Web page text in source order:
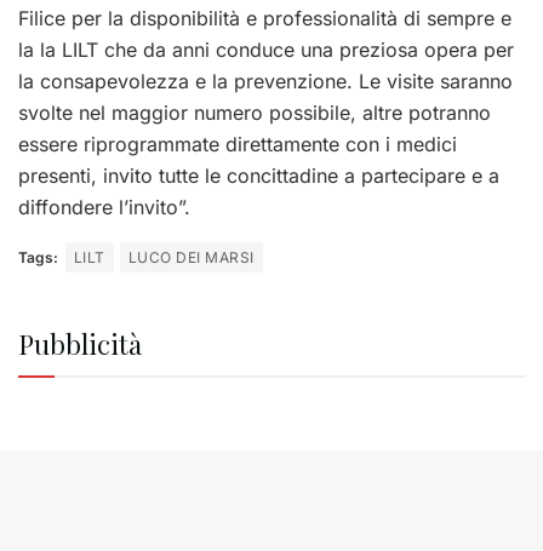
Filice per la disponibilità e professionalità di sempre e
la la LILT che da anni conduce una preziosa opera per
la consapevolezza e la prevenzione. Le visite saranno
svolte nel maggior numero possibile, altre potranno
essere riprogrammate direttamente con i medici
presenti, invito tutte le concittadine a partecipare e a
diffondere l’invito”.
Tags: LILT LUCO DEI MARSI
Pubblicità